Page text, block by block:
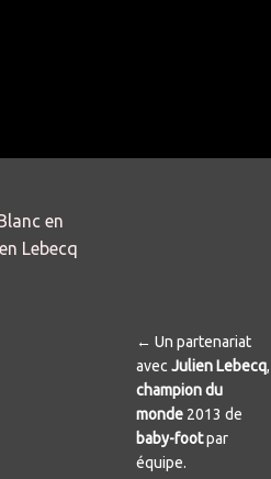
← Un partenariat
avec Julien Lebecq,
champion du
monde 2013 de
baby-footpar
équipe.